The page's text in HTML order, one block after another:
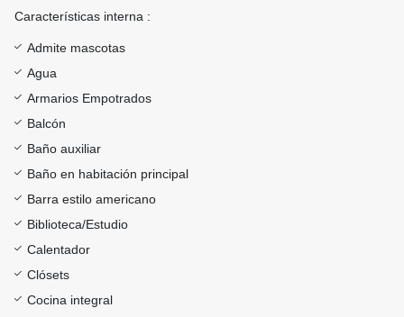
Características interna :
Admite mascotas
Agua
Armarios Empotrados
Balcón
Baño auxiliar
Baño en habitación principal
Barra estilo americano
Biblioteca/Estudio
Calentador
Clósets
Cocina integral